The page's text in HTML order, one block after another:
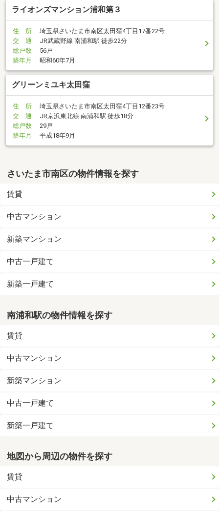
ライオンズマンション浦和第３
住 所
埼玉県さいたま市南区太田窪4丁目17番22号
交 通
JR武蔵野線 南浦和駅 徒歩22分
総戸数
56戸
築年月
昭和60年7月
グリーンミユキ太田窪
住 所
埼玉県さいたま市南区太田窪4丁目12番23号
交 通
JR京浜東北線 南浦和駅 徒歩18分
総戸数
29戸
築年月
平成18年9月
さいたま市南区の物件情報を探す
賃貸
中古マンション
新築マンション
中古一戸建て
新築一戸建て
南浦和駅の物件情報を探す
賃貸
中古マンション
新築マンション
中古一戸建て
新築一戸建て
地図から周辺の物件を探す
賃貸
中古マンション